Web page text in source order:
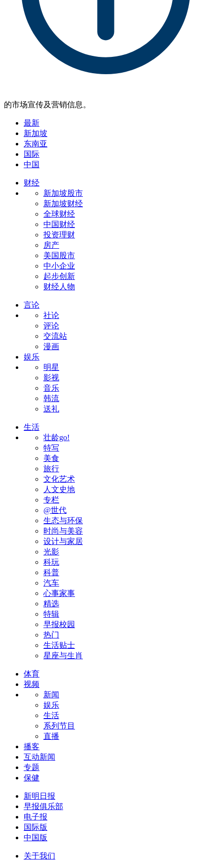
的市场宣传及营销信息。
最新
新加坡
东南亚
国际
中国
财经
新加坡股市
新加坡财经
全球财经
中国财经
投资理财
房产
美国股市
中小企业
起步创新
财经人物
言论
社论
评论
交流站
漫画
娱乐
明星
影视
音乐
韩流
送礼
生活
壮龄go!
特写
美食
旅行
文化艺术
人文史地
专栏
@世代
生态与环保
时尚与美容
设计与家居
光影
科玩
科普
汽车
心事家事
精选
特辑
早报校园
热门
生活贴士
星座与生肖
体育
视频
新闻
娱乐
生活
系列节目
直播
播客
互动新闻
专题
保健
新明日报
早报俱乐部
电子报
国际版
中国版
关于我们